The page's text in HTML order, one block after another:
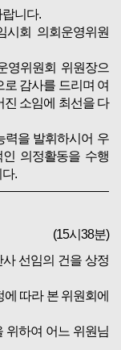
니다.
시회 의회운영위원
영위원회 위원장으
감사를 드리며 여
소임에 최선을 다
력을 발휘하시어 우
의정활동을 수행
.
(15시38분)
선임의 건을 상정
따라 본 위원회에
위하여 어느 위원님